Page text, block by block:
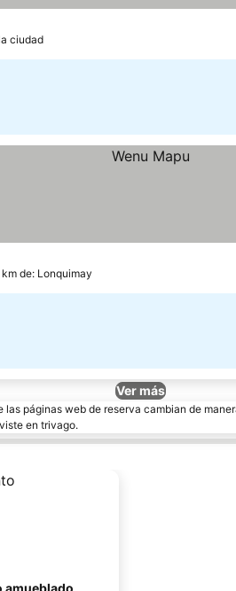
ciudad
de: Lonquimay
Ver más
páginas web de reserva cambian de
en trivago.
amueblado